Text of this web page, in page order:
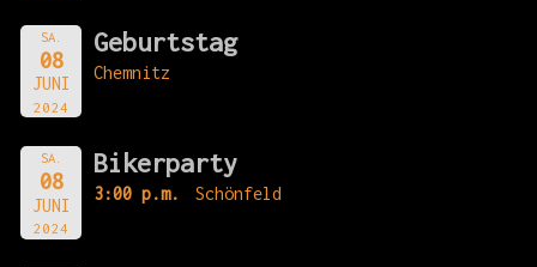
SA.
08
JUNI
2024
Geburtstag
Chemnitz
SA.
08
JUNI
2024
Bikerparty
3:00 p.m. Schönfeld